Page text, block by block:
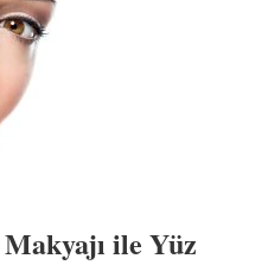
ile Yüz